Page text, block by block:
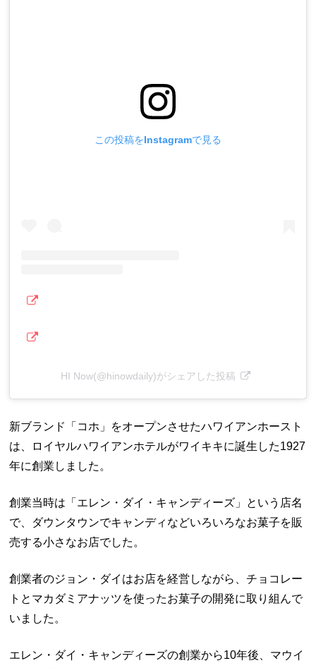
この投稿をInstagramで見る
HI Now(@hinowdaily)がシェアした投稿
新ブランド「コホ」をオープンさせたハワイアンホースト
は、ロイヤルハワイアンホテルがワイキキに誕生した1927
年に創業しました。
創業当時は「エレン・ダイ・キャンディーズ」という店名
で、ダウンタウンでキャンディなどいろいろなお菓子を販
売する小さなお店でした。
創業者のジョン・ダイはお店を経営しながら、チョコレー
トとマカダミアナッツを使ったお菓子の開発に取り組んで
いました。
エレン・ダイ・キャンディーズの創業から10年後、マウイ